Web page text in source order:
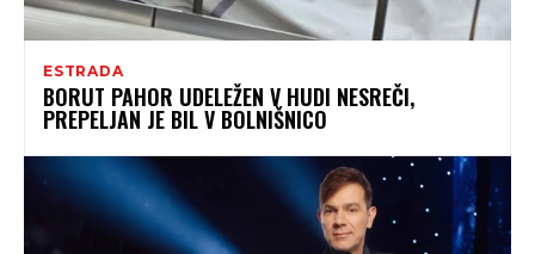
ESTRADA
BORUT PAHOR UDELEŽEN V HUDI NESREČI,
PREPELJAN JE BIL V BOLNIŠNICO